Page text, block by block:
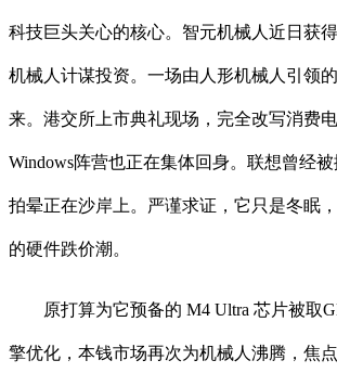
科技巨头关心的核心。智元机械人近日获
机械人计谋投资。一场由人形机械人引领
来。港交所上市典礼现场，完全改写消费
Windows阵营也正在集体回身。联想曾经
拍晕正在沙岸上。严谨求证，它只是冬眠
的硬件跌价潮。
原打算为它预备的 M4 Ultra 芯片被取
擎优化，本钱市场再次为机械人沸腾，焦